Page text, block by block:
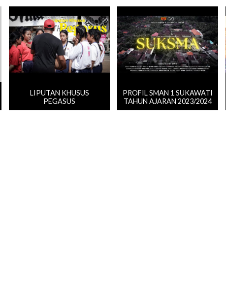
LIPUTAN KHUSUS
PEGASUS
PROFIL SMAN 1 SUKAWATI
TAHUN AJARAN 2023/2024